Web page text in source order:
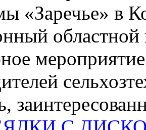
«Заречье» в